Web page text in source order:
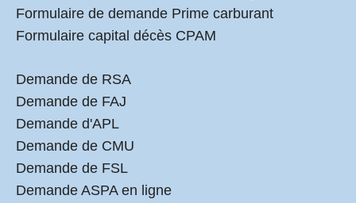
Formulaire de demande Prime carburant
Formulaire capital décès CPAM
Demande de RSA
Demande de FAJ
Demande d'APL
Demande de CMU
Demande de FSL
Demande ASPA en ligne